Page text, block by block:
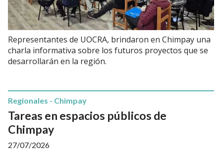
Representantes de UOCRA, brindaron en Chimpay una
charla informativa sobre los futuros proyectos que se
desarrollarán en la región.
Tareas en espacios públicos de
Chimpay
Regionales - Chimpay
27/07/2026